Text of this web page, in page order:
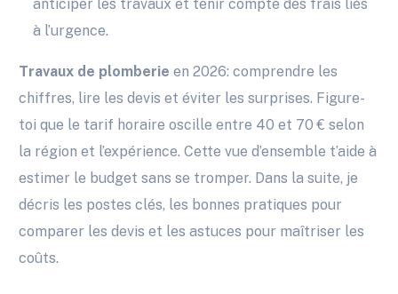
anticiper les travaux et tenir compte des frais liés
à l’urgence.
Travaux de plomberie en 2026: comprendre les
chiffres, lire les devis et éviter les surprises. Figure-
toi que le tarif horaire oscille entre 40 et 70 € selon
la région et l’expérience. Cette vue d’ensemble t’aide à
estimer le budget sans se tromper. Dans la suite, je
décris les postes clés, les bonnes pratiques pour
comparer les devis et les astuces pour maîtriser les
coûts.